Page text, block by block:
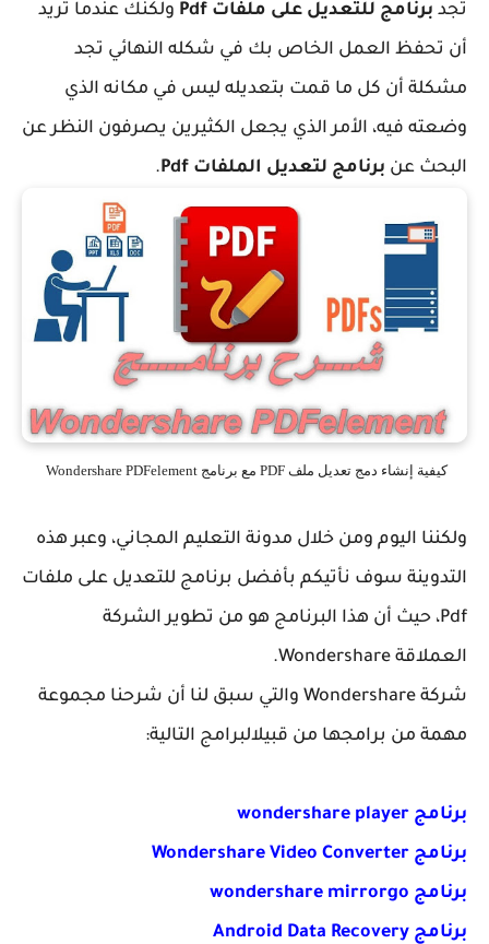
تجد برنامج للتعديل على ملفات Pdf
ولكنك عندما تريد
أن تحفظ العمل الخاص بك في شكله النهائي تجد
مشكلة أن كل ما قمت بتعديله ليس في مكانه الذي
وضعته فيه، الأمر الذي يجعل الكثيرين يصرفون النظر عن
البحث عن برنامج لتعديل الملفات Pdf .
كيفية إنشاء دمج تعديل ملف PDF مع برنامج Wondershare PDFelement
ولكننا اليوم ومن خلال مدونة التعليم المجاني، وعبر هذه
التدوينة سوف نأتيكم بأفضل برنامج للتعديل على ملفات
Pdf، حيث أن هذا البرنامج هو من تطوير الشركة
العملاقة Wondershare.
شركة Wondershare والتي سبق لنا أن شرحنا مجموعة
مهمة من برامجها من قبيلالبرامج التالية:
برنامج wondershare player
برنامج Wondershare Video Converter
برنامج wondershare mirrorgo
برنامج Android Data Recovery